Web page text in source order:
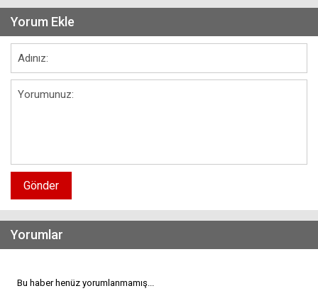
Yorum Ekle
Gönder
Yorumlar
Bu haber henüz yorumlanmamış...